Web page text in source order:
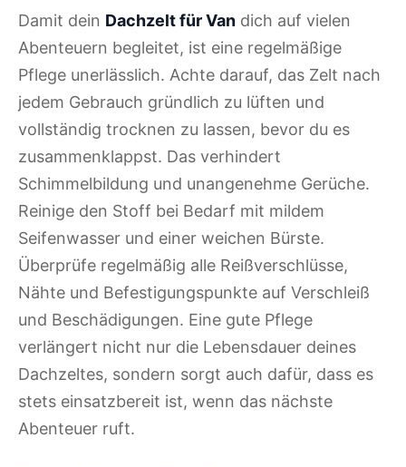
Damit dein Dachzelt für Van dich auf vielen
Abenteuern begleitet, ist eine regelmäßige
Pflege unerlässlich. Achte darauf, das Zelt nach
jedem Gebrauch gründlich zu lüften und
vollständig trocknen zu lassen, bevor du es
zusammenklappst. Das verhindert
Schimmelbildung und unangenehme Gerüche.
Reinige den Stoff bei Bedarf mit mildem
Seifenwasser und einer weichen Bürste.
Überprüfe regelmäßig alle Reißverschlüsse,
Nähte und Befestigungspunkte auf Verschleiß
und Beschädigungen. Eine gute Pflege
verlängert nicht nur die Lebensdauer deines
Dachzeltes, sondern sorgt auch dafür, dass es
stets einsatzbereit ist, wenn das nächste
Abenteuer ruft.